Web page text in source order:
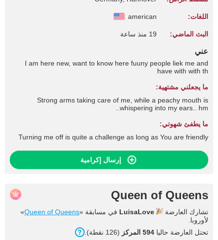
اللغات: american
البث الماضي: 19 منذ ساعة
عني
I am here new, want to know here fuuny people liek me and
have with with th
ما يجعلني مشتهية:
Strong arms taking care of me, while a peachy mouth is
whispering into my ears.. hm..
ما يطفئ شهوتي:
Turning me off is quite a challenge as long as You are friendly
إرسال إكرامية
Queen of Queens
تشارك العارضة LuisaLove في مسابقة «Queen of Queens
»
لأوروبا.
تحتل العارضة حاليا 594 المركز (126 نقطة).